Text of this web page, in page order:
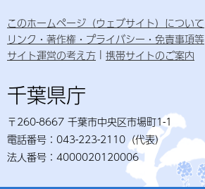
このホームページ（ウェブサイト）について
リンク・著作権・プライバシー・免責事項等
サイト運営の考え方
携帯サイトのご案内
千葉県庁
〒260-8667 千葉市中央区市場町1-1
電話番号：043-223-2110（代表）
法人番号：4000020120006